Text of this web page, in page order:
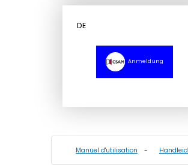
DE
Anmeldung
Manuel d'utilisation -